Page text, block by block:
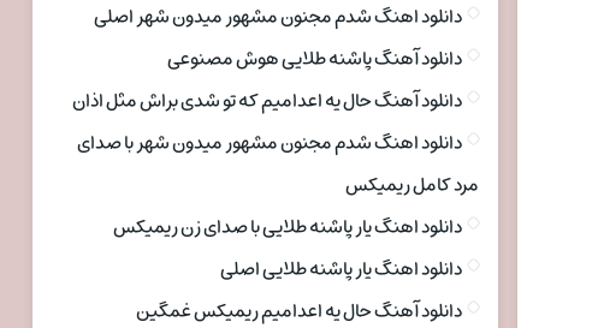
دانلود اهنگ شدم مجنون مشهور میدون شهر اصلی
دانلود آهنگ پاشنه طلایی هوش مصنوعی
دانلود آهنگ حال یه اعدامیم که تو شدی براش مثل اذان
دانلود اهنگ شدم مجنون مشهور میدون شهر با صدای
مرد کامل ریمیکس
دانلود اهنگ یار پاشنه طلایی با صدای زن ریمیکس
دانلود اهنگ یار پاشنه طلایی اصلی
دانلود آهنگ حال یه اعدامیم ریمیکس غمگین